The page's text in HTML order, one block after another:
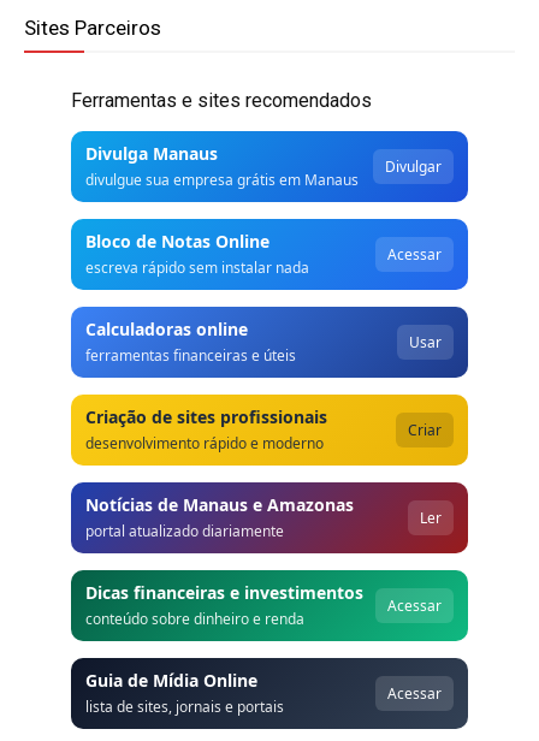
Sites Parceiros
Ferramentas e sites recomendados
Divulga Manaus
divulgue sua empresa grátis em Manaus
Divulgar
Bloco de Notas Online
escreva rápido sem instalar nada
Acessar
Calculadoras online
ferramentas financeiras e úteis
Usar
Criação de sites profissionais
desenvolvimento rápido e moderno
Criar
Notícias de Manaus e Amazonas
portal atualizado diariamente
Ler
Dicas financeiras e investimentos
conteúdo sobre dinheiro e renda
Acessar
Guia de Mídia Online
lista de sites, jornais e portais
Acessar